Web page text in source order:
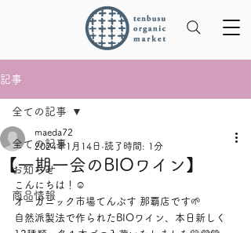
記事
全ての記事
お知らせ
商品情報
全ての記事
【一期一会のBIOワイン】
maeda72
2024年1月14日 読了時間: 1分
こんにちは！☺️
オーガニック市場てんぶす 那覇店です🌱
自然派製法で作られたBIOワイン、本日新しく